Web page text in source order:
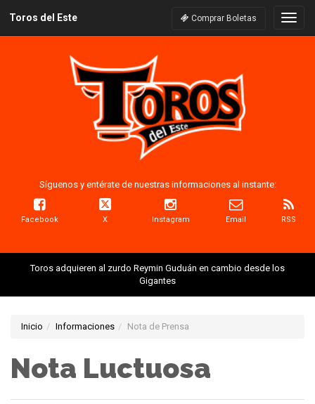
Toros del Este Comprar Boletas
Síguenos y entérate de nuestras informaciones al instante:
Facebook X Instagram Email RSS
Toros adquieren al zurdo Reymin Guduán en cambio desde los
Gigantes
Inicio Informaciones Nota de Prensa
Nota Luctuosa